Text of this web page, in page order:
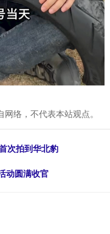
络，不代表本站观点。
次拍到华北豹
动圆满收官